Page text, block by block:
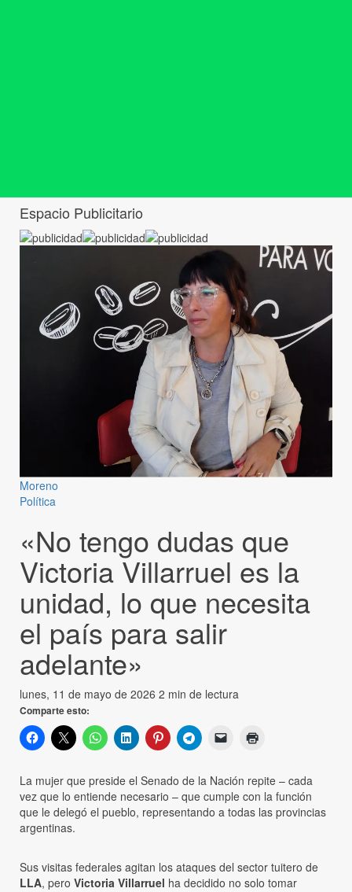
Espacio Publicitario
Moreno
Política
«No tengo dudas que
Victoria Villarruel es la
unidad, lo que necesita
el país para salir
adelante»
lunes, 11 de mayo de 2026 2 min de lectura
Comparte esto:
La mujer que preside el Senado de la Nación repite – cada
vez que lo entiende necesario – que cumple con la función
que le delegó el pueblo, representando a todas las provincias
argentinas.
Sus visitas federales agitan los ataques del sector tuitero de
LLA, pero Victoria Villarruel ha decidido no solo tomar